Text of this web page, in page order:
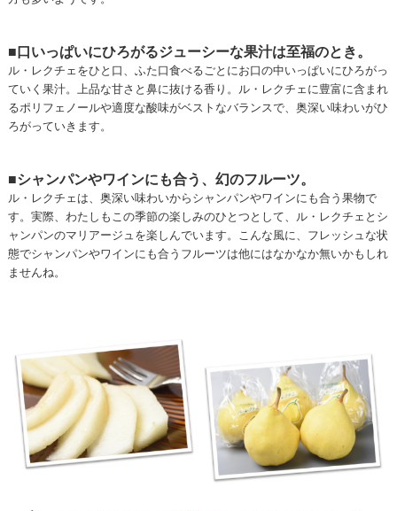
■口いっぱいにひろがるジューシーな果汁は至福のとき。
ル・レクチェをひと口、ふた口食べるごとにお口の中いっぱいにひろがっ
ていく果汁。上品な甘さと鼻に抜ける香り。ル・レクチェに豊富に含まれ
るポリフェノールや適度な酸味がベストなバランスで、奥深い味わいがひ
ろがっていきます。
■シャンパンやワインにも合う、幻のフルーツ。
ル・レクチェは、奥深い味わいからシャンパンやワインにも合う果物で
す。実際、わたしもこの季節の楽しみのひとつとして、ル・レクチェとシ
ャンパンのマリアージュを楽しんでいます。こんな風に、フレッシュな状
態でシャンパンやワインにも合うフルーツは他にはなかなか無いかもしれ
ませんね。